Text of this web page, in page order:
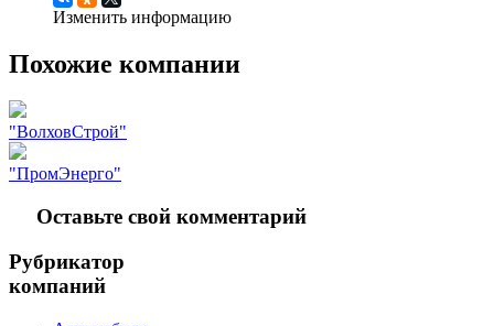
Изменить информацию
Похожие компании
"ВолховСтрой"
"ПромЭнерго"
Оставьте свой комментарий
Рубрикатор
компаний